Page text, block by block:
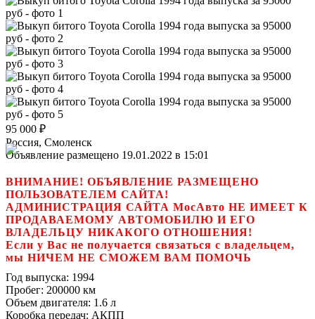
95 000 ₽
Россия, Смоленск
Объявление размещено 19.01.2022 в 15:01
ВНИМАНИЕ! ОБЪЯВЛЕНИЕ РАЗМЕЩЕНО
ПОЛЬЗОВАТЕЛЕМ САЙТА!
АДМИНИСТРАЦИЯ САЙТА МосАвто НЕ ИМЕЕТ К
ПРОДАВАЕМОМУ АВТОМОБИЛЮ И ЕГО
ВЛАДЕЛЬЦУ НИКАКОГО ОТНОШЕНИЯ!
Если у Вас не получается связаться с владельцем,
мы НИЧЕМ НЕ СМОЖЕМ ВАМ ПОМОЧЬ
Год выпуска: 1994
Пробег: 200000 км
Объем двигателя: 1.6 л
Коробка передач: АКПП